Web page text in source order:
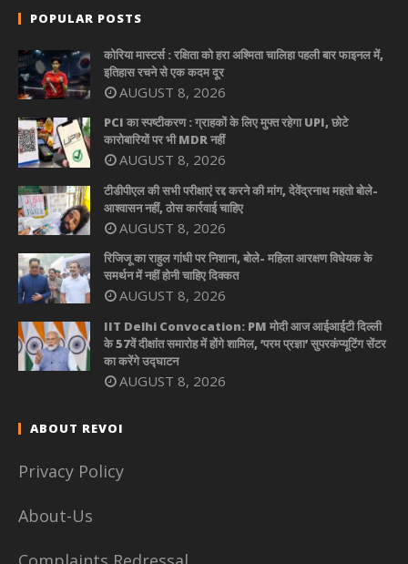
POPULAR POSTS
कोरिया मास्टर्स : रक्षिता को हरा अश्मिता चालिहा पहली बार फाइनल में,
इतिहास रचने से एक कदम दूर
AUGUST 8, 2026
PCI का स्पष्टीकरण : ग्राहकों के लिए मुफ्त रहेगा UPI, छोटे
कारोबारियों पर भी MDR नहीं
AUGUST 8, 2026
टीडीपीएल की सभी परीक्षाएं रद्द करने की मांग, देवेंद्रनाथ महतो बोले-
आश्वासन नहीं, ठोस कार्रवाई चाहिए
AUGUST 8, 2026
रिजिजू का राहुल गांधी पर निशाना, बोले- महिला आरक्षण विधेयक के
समर्थन में नहीं होनी चाहिए दिक्कत
AUGUST 8, 2026
IIT Delhi Convocation: PM मोदी आज आईआईटी दिल्ली
के 57वें दीक्षांत समारोह में होंगे शामिल, ‘परम प्रज्ञा’ सुपरकंप्यूटिंग सेंटर
का करेंगे उद्घाटन
AUGUST 8, 2026
ABOUT REVOI
Privacy Policy
About-Us